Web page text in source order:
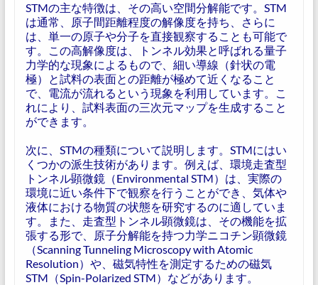
STMの主な特徴は、その高い空間分解能です。STM
は通常、原子間距離程度の解像度を持ち、さらに
は、単一の原子や分子を直接観察することも可能で
す。この高解像度は、トンネル効果と呼ばれる量子
力学的な現象によるもので、細い導線（針状の電
極）と試料の表面との距離が極めて近くなること
で、電流が流れるという現象を利用しています。こ
れにより、試料表面の三次元マップを生成すること
ができます。
次に、STMの種類について説明します。STMにはい
くつかの派生技術があります。例えば、環境走査型
トンネル顕微鏡（Environmental STM）は、実際の
環境に近い条件下で観察を行うことができ、気体や
液体における物質の状態を研究するのに適していま
す。また、走査型トンネル顕微鏡は、その機能を拡
張する形で、原子分解能を持つ力学ニコチン顕微鏡
（Scanning Tunneling Microscopy with Atomic
Resolution）や、磁気特性を測定するための磁気
STM（Spin-Polarized STM）などがあります。